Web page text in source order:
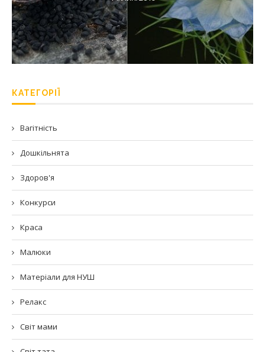
КАТЕГОРІЇ
Вагітність
Дошкільнята
Здоров'я
Конкурси
Краса
Малюки
Матеріали для НУШ
Релакс
Світ мами